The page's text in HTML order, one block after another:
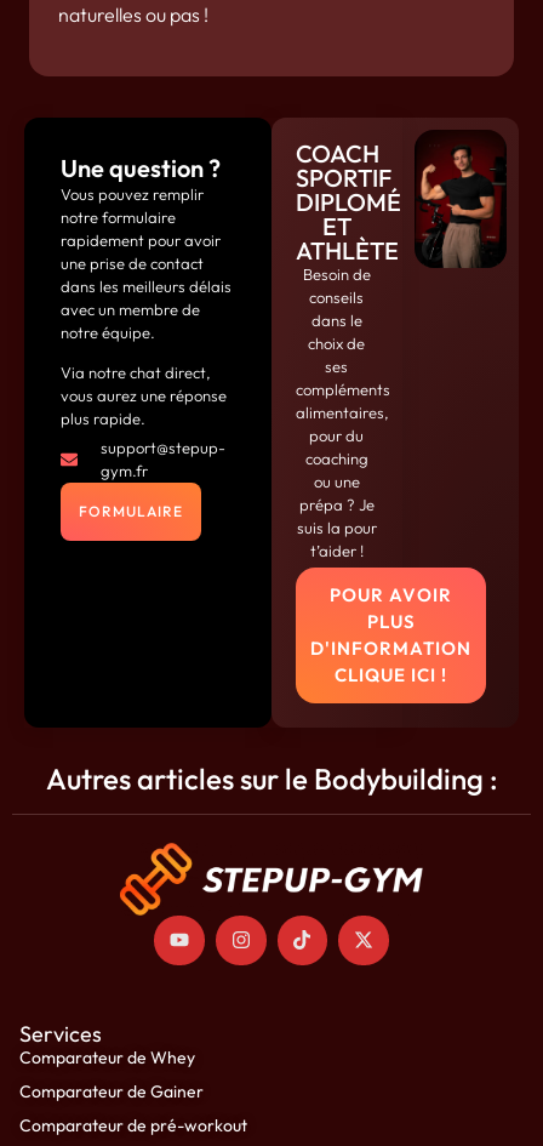
naturelles ou pas !
Une question ?
Vous pouvez remplir
notre formulaire
rapidement pour avoir
une prise de contact
dans les meilleurs délais
avec un membre de
notre équipe.
Via notre chat direct,
vous aurez une réponse
plus rapide.
support@stepup-
gym.fr
FORMULAIRE
COACH
SPORTIF
DIPLOMÉ
ET
ATHLÈTE
Besoin de
conseils
dans le
choix de
ses
compléments
alimentaires,
pour du
coaching
ou une
prépa ? Je
suis la pour
t’aider !
POUR AVOIR
PLUS
D'INFORMATION
CLIQUE ICI !
Autres articles sur le Bodybuilding :
Services
Comparateur de Whey
Comparateur de Gainer
Comparateur de pré-workout